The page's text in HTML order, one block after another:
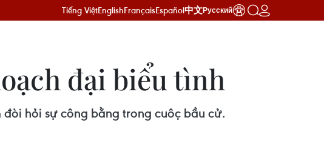
Tiếng ViệtEnglishFrançaisEspañol中文Русский
đại biểu tình
hỏi sự công bằng trong cuộc bầu cử.